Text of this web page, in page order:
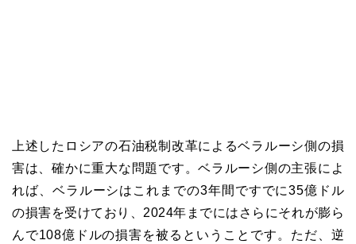
上述したロシアの石油税制改革によるベラルーシ側の損
害は、確かに重大な問題です。ベラルーシ側の主張によ
れば、ベラルーシはこれまでの3年間ですでに35億ドル
の損害を受けており、2024年までにはさらにそれが膨ら
んで108億ドルの損害を被るということです。ただ、逆